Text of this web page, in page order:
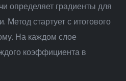
определяет градиенты для
Метод стартует с итогового
На каждом слое
коэффициента в